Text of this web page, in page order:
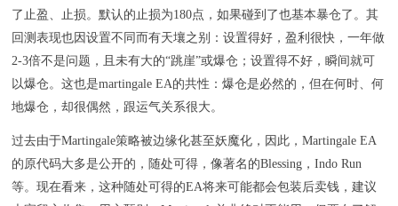
了止盈、止损。默认的止损为180点，如果碰到了也基本暴仓了。其
回测表现也因设置不同而有天壤之别：设置得好，盈利很快，一年做
2-3倍不是问题，且未有大的“跳崖”或爆仓；设置得不好，瞬间就可
以爆仓。这也是martingale EA的共性：爆仓是必然的，但在何时、何
地爆仓，却很偶然，跟运气关系很大。
过去由于Martingale策略被边缘化甚至妖魔化，因此，Martingale EA
的原代码大多是公开的，随处可得，像著名的Blessing，Indo Run
等。现在看来，这种随处可得的EA将来可能都会包装后卖钱，建议